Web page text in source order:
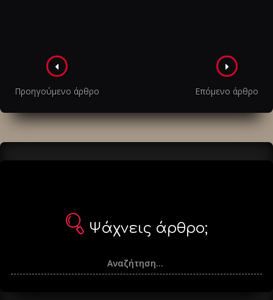
Πλοήγηση
στα
άρθρα
Προηγούμενο άρθρο Επόμενο άρθρο
Ψάχνεις άρθρο;